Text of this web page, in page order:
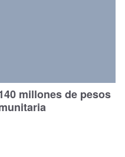
millones de pesos